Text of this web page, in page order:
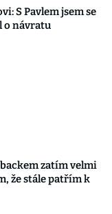
S Pavlem jsem se
o návratu
zatím velmi
že stále patřím k